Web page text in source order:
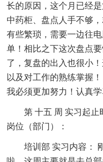
长的原因，这个月已经
中药柜、盘点人手不够
有些繁琐，需要一边往
单！相比之下这次盘点
了，复盘的出入也很小
以及对工作的熟练掌握
我必须更加努力！认真
第 十五 周 实习起止
岗位（部门）：
培训部 实习内容： 刚